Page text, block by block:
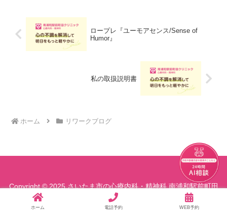
ロープレ『ユーモアセンス/Sense of
Humor』
私の取扱説明書
ホーム リワークブログ
Copyright © 2025 さいたま市の心療内科・精神科 南浦和駅前町田
クリニック All Rights Reserved.
ホーム 電話予約 WEB予約
チャット